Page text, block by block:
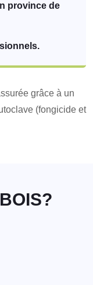
province de
grâce à un
(fongicide et